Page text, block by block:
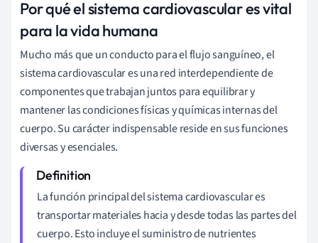
Por qué el sistema cardiovascular es vital
para la vida humana
Mucho más que un conducto para el flujo sanguíneo, el
sistema cardiovascular es una red interdependiente de
componentes que trabajan juntos para equilibrar y
mantener las condiciones físicas y químicas internas del
cuerpo. Su carácter indispensable reside en sus funciones
diversas y esenciales.
La función principal del sistema cardiovascular es
transportar materiales hacia y desde todas las partes del
cuerpo. Esto incluye el suministro de nutrientes